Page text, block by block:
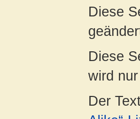
Diese
Diese
wird
Der